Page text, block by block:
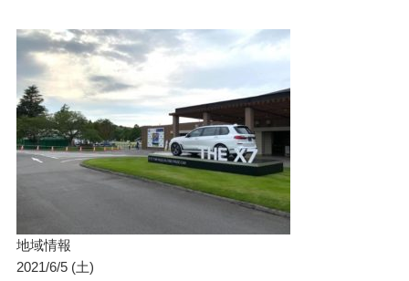
地域情報
2021/6/5 (土)